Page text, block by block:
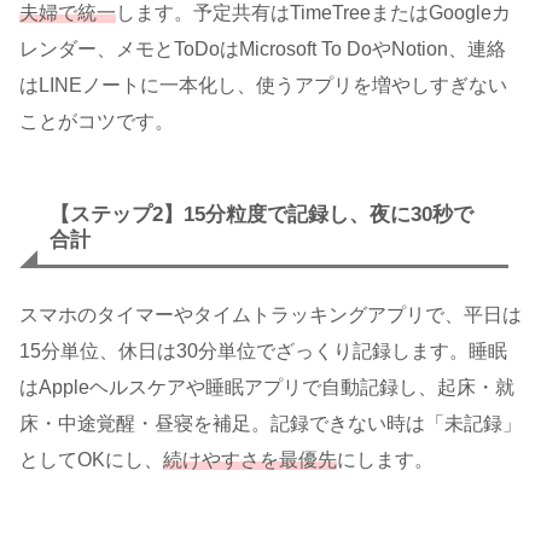
夫婦で統一します。予定共有はTimeTreeまたはGoogleカ
レンダー、メモとToDoはMicrosoft To DoやNotion、連絡
はLINEノートに一本化し、使うアプリを増やしすぎない
ことがコツです。
【ステップ2】15分粒度で記録し、夜に30秒で
合計
スマホのタイマーやタイムトラッキングアプリで、平日は
15分単位、休日は30分単位でざっくり記録します。睡眠
はAppleヘルスケアや睡眠アプリで自動記録し、起床・就
床・中途覚醒・昼寝を補足。記録できない時は「未記録」
としてOKにし、 続けやすさを最優先にします。